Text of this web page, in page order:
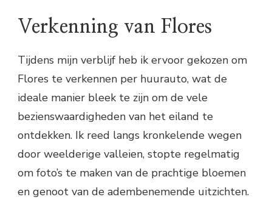
Verkenning van Flores
Tijdens mijn verblijf heb ik ervoor gekozen om
Flores te verkennen per huurauto, wat de
ideale manier bleek te zijn om de vele
bezienswaardigheden van het eiland te
ontdekken. Ik reed langs kronkelende wegen
door weelderige valleien, stopte regelmatig
om foto’s te maken van de prachtige bloemen
en genoot van de adembenemende uitzichten.